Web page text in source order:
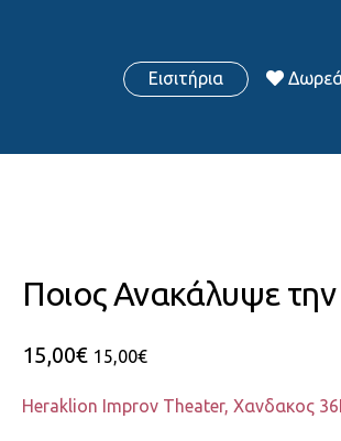
Εισιτήρια
Ποιος Ανακάλυψε την
15,00€ 15,00€
Heraklion Improv Theater, Χανδακος